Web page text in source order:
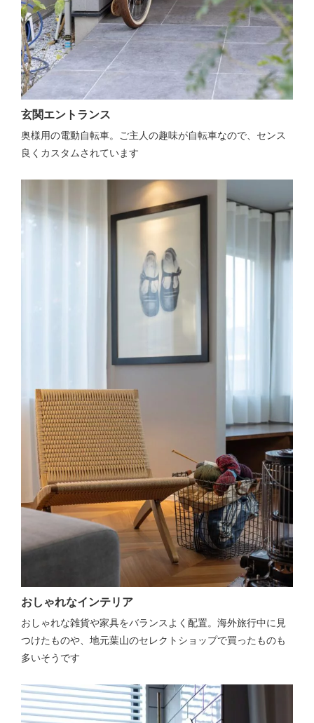
玄関エントランス
奥様用の電動自転車。ご主人の趣味が自転車なので、センス
良くカスタムされています
おしゃれなインテリア
おしゃれな雑貨や家具をバランスよく配置。海外旅行中に見
つけたものや、地元葉山のセレクトショップで買ったものも
多いそうです